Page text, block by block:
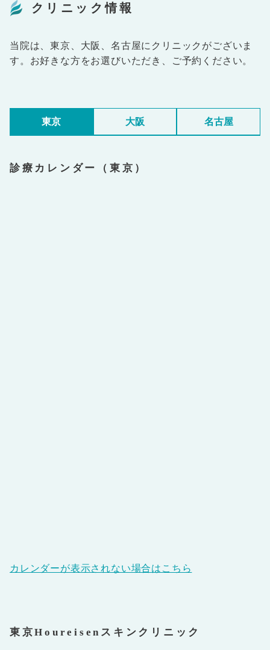
クリニック情報
当院は、東京、大阪、名古屋にクリニックがございま
す。お好きな方をお選びいただき、ご予約ください。
東京 大阪 名古屋
診療カレンダー（東京）
カレンダーが表示されない場合はこちら
東京Houreisenスキンクリニック